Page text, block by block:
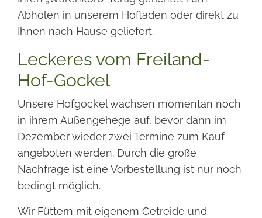
Abholen in unserem Hofladen oder direkt zu
Ihnen nach Hause geliefert.
Leckeres vom Freiland-
Hof-Gockel
Unsere Hofgockel wachsen momentan noch
in ihrem Außengehege auf, bevor dann im
Dezember wieder zwei Termine zum Kauf
angeboten werden. Durch die große
Nachfrage ist eine Vorbestellung ist nur noch
bedingt möglich.
Wir Füttern mit eigenem Getreide und